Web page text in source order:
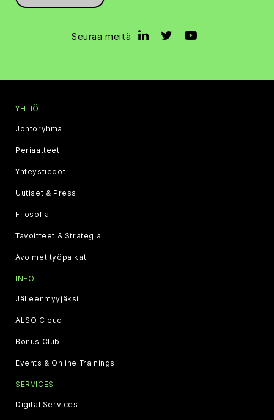
Seuraa meitä
YHTIÖ
Johtoryhmä
Periaatteet
Yhteystiedot
Uutiset & Press
Filosofia
Tavoitteet & Strategia
Avoimet työpaikat
INFO
Jälleenmyyjäksi
ALSO Cloud
Bonus Club
Events & Online Trainings
SERVICES
Digital Services